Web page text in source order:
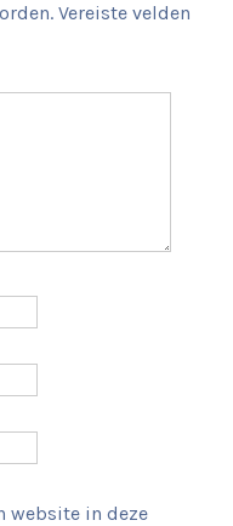
Vereiste velden
website in deze